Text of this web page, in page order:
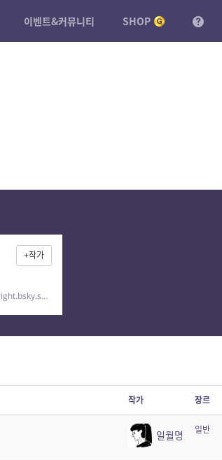
이벤트&커뮤니티 SHOP
kkh105407@naver.com 블루스카이 @brishbright.bsky.social
+작가
작가 장르
일월명 일반